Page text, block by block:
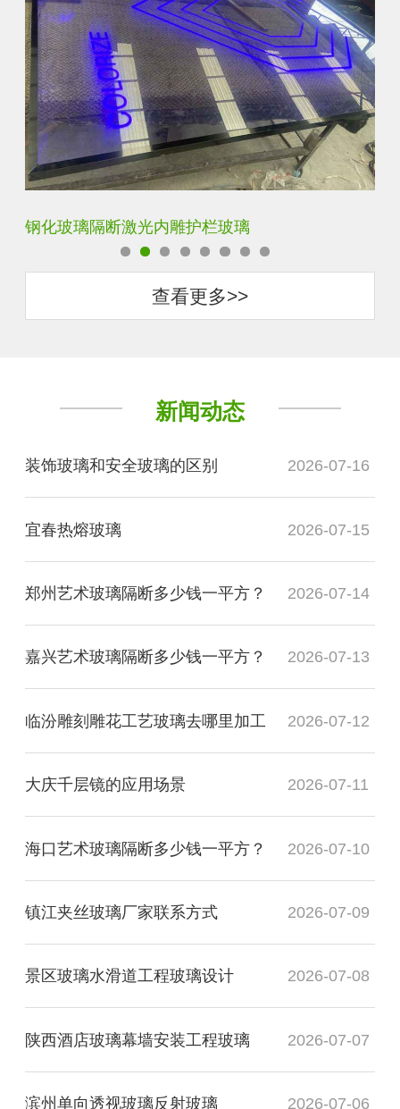
艺术内雕雪花超白钢化激光内雕发光玻璃背景墙
查看更多>>
新闻动态
装饰玻璃和安全玻璃的区别 2026-07-16
宜春热熔玻璃 2026-07-15
郑州艺术玻璃隔断多少钱一平方？ 2026-07-14
嘉兴艺术玻璃隔断多少钱一平方？ 2026-07-13
临汾雕刻雕花工艺玻璃去哪里加工 2026-07-12
大庆千层镜的应用场景 2026-07-11
海口艺术玻璃隔断多少钱一平方？ 2026-07-10
镇江夹丝玻璃厂家联系方式 2026-07-09
景区玻璃水滑道工程玻璃设计 2026-07-08
陕西酒店玻璃幕墙安装工程玻璃 2026-07-07
滨州单向透视玻璃反射玻璃 2026-07-06